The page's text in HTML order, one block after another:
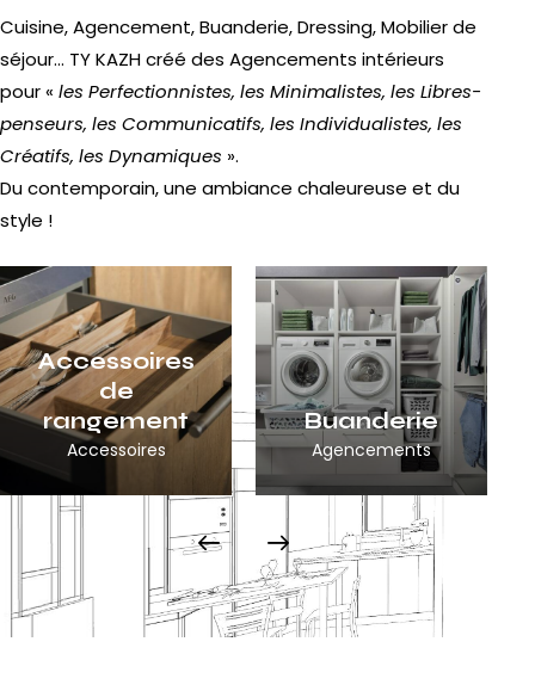
Cuisine,Agencement,Buanderie,Dressing,Mobilier de
séjour… TY KAZH créé des Agencements intérieurs
pour « les Perfectionnistes, les Minimalistes, les Libres-
penseurs, les Communicatifs, les Individualistes, les
Créatifs, les Dynamiques ».
Du contemporain, une ambiance chaleureuse et du
style !
Accessoires
de
rangement
Accessoires
Buanderie
Agencements